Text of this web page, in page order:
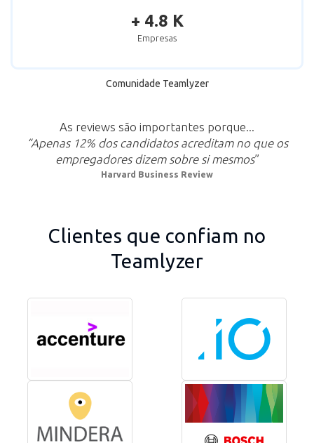
+ 4.8 K
Empresas
Comunidade Teamlyzer
As reviews são importantes porque...
“Apenas 12% dos candidatos acreditam no que os
empregadores dizem sobre si mesmos”
Harvard Business Review
Clientes que confiam no
Teamlyzer